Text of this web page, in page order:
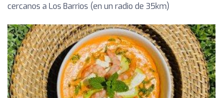
cercanos a Los Barrios (en un radio de 35km)